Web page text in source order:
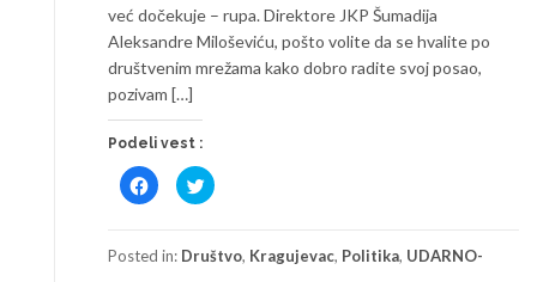
već dočekuje – rupa. Direktore JKP Šumadija
Aleksandre Miloševiću, pošto volite da se hvalite po
društvenim mrežama kako dobro radite svoj posao,
pozivam […]
Podeli vest :
Click
to
share
(Opens
in
Click
to
(Opens
in
Posted in: Društvo, Kragujevac, Politika, UDARNO-